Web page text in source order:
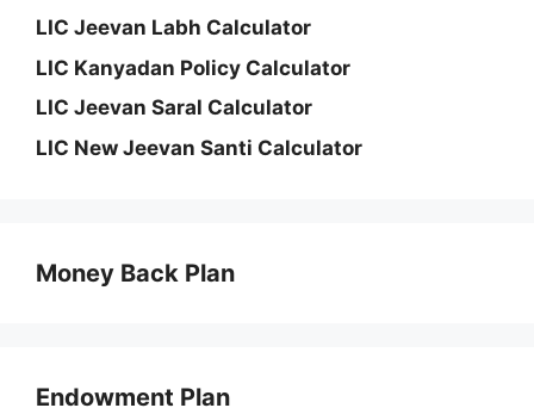
LIC Jeevan Labh Calculator
LIC Kanyadan Policy Calculator
LIC Jeevan Saral Calculator
LIC New Jeevan Santi Calculator
Money Back Plan
Endowment Plan